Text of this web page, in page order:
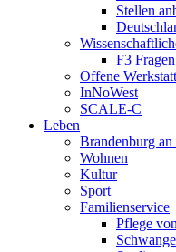
Stellen
F3
Offene Werkstatt
InNoWest
SCALE-C
Leben
Brandenburg
Wohnen
Kultur
Sport
Familienservice
Pflege